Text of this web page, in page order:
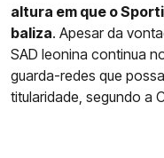
altura em que o
baliza. Apesar da
SAD leonina continua
guarda-redes que
titularidade, segundo a